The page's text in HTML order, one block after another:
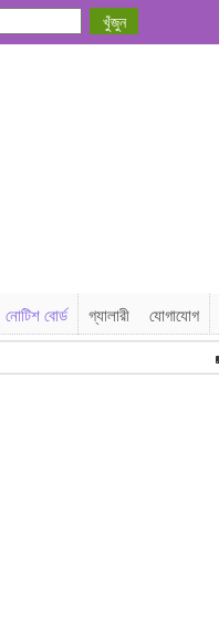
নোটিশ বোর্ড গ্যালারী যোগাযোগ